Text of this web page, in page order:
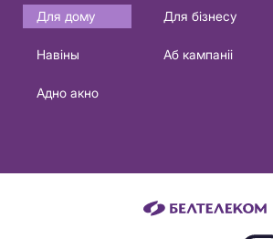
Основная
навигация
Для дому Для бізнесу
Навіны
Аб кампаніі
Адно акно